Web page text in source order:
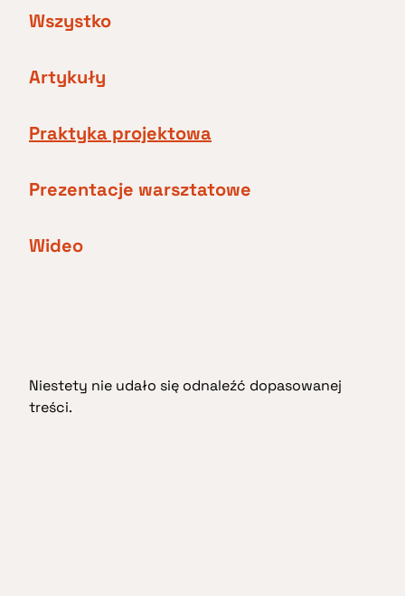
Wszystko
Artykuły
Praktyka projektowa
Prezentacje warsztatowe
Wideo
Niestety nie udało się odnaleźć dopasowanej
treści.